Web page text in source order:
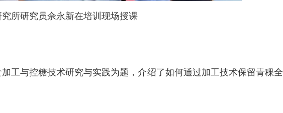
所研究员佘永新在培训现场授课
与控糖技术研究与实践为题，介绍了如何通过加工技术保留青稞全